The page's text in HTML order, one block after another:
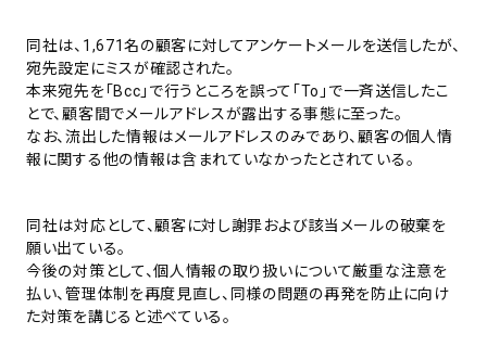
同社は、1,671名の顧客に対してアンケートメールを送信したが、
宛先設定にミスが確認された。
本来宛先を「Bcc」で行うところを誤って「To」で一斉送信したこ
とで、顧客間でメールアドレスが露出する事態に至った。
なお、流出した情報はメールアドレスのみであり、顧客の個人情
報に関する他の情報は含まれていなかったとされている。
同社は対応として、顧客に対し謝罪および該当メールの破棄を
願い出ている。
今後の対策として、個人情報の取り扱いについて厳重な注意を
払い、管理体制を再度見直し、同様の問題の再発を防止に向け
た対策を講じると述べている。